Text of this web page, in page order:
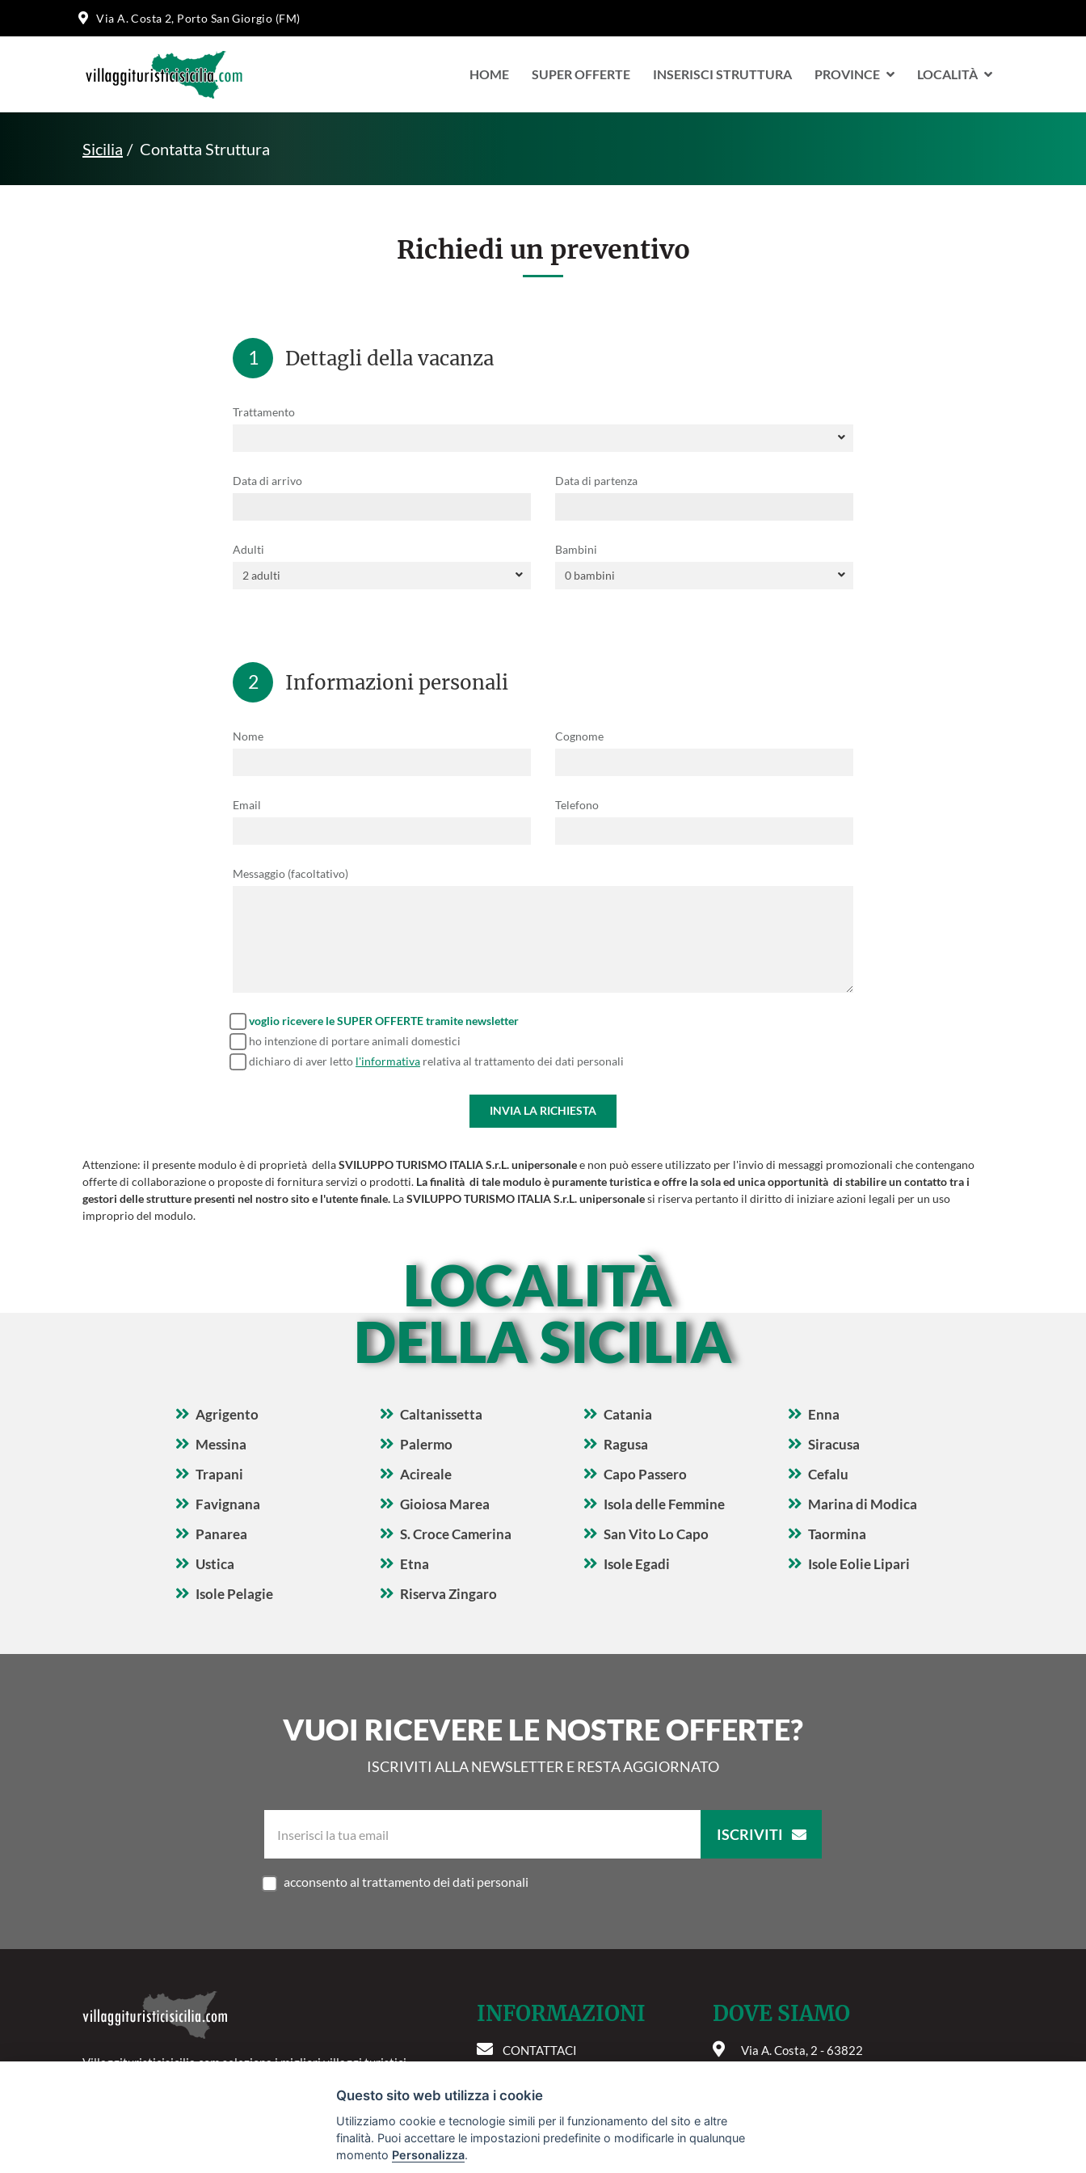
Via A. Costa 2, Porto San Giorgio (FM)
HOME SUPER OFFERTE INSERISCI STRUTTURA PROVINCE LOCALITÀ
Sicilia Contatta Struttura
Richiedi un preventivo
1 Dettagli della vacanza
Trattamento
Data di arrivo Data di partenza
Adulti Bambini
2 Informazioni personali
Nome Cognome
Email Telefono
Messaggio (facoltativo)
voglio ricevere le SUPER OFFERTE tramite newsletter
ho intenzione di portare animali domestici
dichiaro di aver letto l'informativa relativa al trattamento dei dati personali
INVIA LA RICHIESTA
Attenzione: il presente modulo è di proprietà dellaSVILUPPO TURISMO ITALIA S.r.L. unipersonalee non può essere utilizzato per l'invio di messaggi promozionali che contengano
offerte di collaborazione o proposte di fornitura servizi o prodotti. La finalità di tale modulo è puramente turistica e offre la sola ed unica opportunità di stabilire un contatto tra i
gestori delle strutture presenti nel nostro sito e l'utente finale. LaSVILUPPO TURISMO ITALIA S.r.L. unipersonalesi riserva pertanto il diritto di iniziare azioni legali per un uso
improprio del modulo.
LOCALITÀ
DELLA SICILIA
Agrigento Caltanissetta Catania
Enna
Messina
Palermo Ragusa
Siracusa
Trapani
Acireale Capo Passero
Cefalu
Favignana
Gioiosa Marea Isola delle Femmine
Marina di Modica
Panarea
S. Croce Camerina San Vito Lo Capo
Taormina
Ustica
Etna Isole Egadi
Isole Eolie Lipari
Isole Pelagie
Riserva Zingaro
VUOI RICEVERE LE NOSTRE OFFERTE?
ISCRIVITI ALLA NEWSLETTER E RESTA AGGIORNATO
ISCRIVITI
acconsento al trattamento dei dati personali
Villaggituristicisicilia.com seleziona i migliori villaggi turistici
nostre strutture sono scelte accuratamente per garantire servizi
d'eccellenza a prezzi super vantaggiosi. Naviga nella nostra
sezione Super Offerte per cogliere al volo le proposte più
convenienti della Sicilia pensate appositamente per te.
INFORMAZIONI
CONTATTACI
PREFERENZE COOKIE
DOVE SIAMO
Via A. Costa, 2 - 63822
Questo sito web utilizza i cookie
Utilizziamo cookie e tecnologie simili per il funzionamento del sito e altre
finalità. Puoi accettare le impostazioni predefinite o modificarle in qualunque
momento Personalizza.